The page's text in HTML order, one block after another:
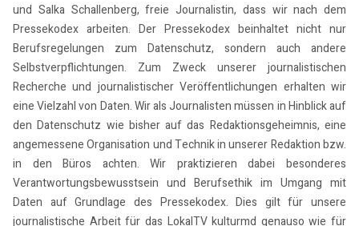
und Salka Schallenberg, freie Journalistin, dass wir nach dem
Pressekodex arbeiten. Der Pressekodex beinhaltet nicht nur
Berufsregelungen zum Datenschutz, sondern auch andere
Selbstverpflichtungen. Zum Zweck unserer journalistischen
Recherche und journalistischer Veröffentlichungen erhalten wir
eine Vielzahl von Daten. Wir als Journalisten müssen in Hinblick auf
den Datenschutz wie bisher auf das Redaktionsgeheimnis, eine
angemessene Organisation und Technik in unserer Redaktion bzw.
in den Büros achten. Wir praktizieren dabei besonderes
Verantwortungsbewusstsein und Berufsethik im Umgang mit
Daten auf Grundlage des Pressekodex. Dies gilt für unsere
journalistische Arbeit für das LokalTV kulturmd genauso wie für